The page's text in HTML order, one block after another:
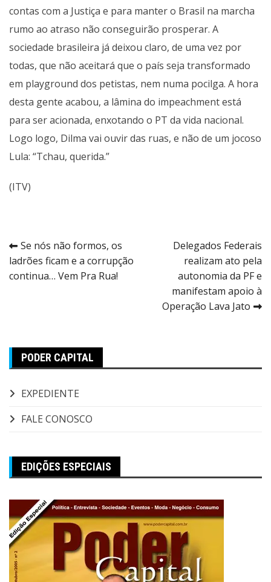
contas com a Justiça e para manter o Brasil na marcha
rumo ao atraso não conseguirão prosperar. A
sociedade brasileira já deixou claro, de uma vez por
todas, que não aceitará que o país seja transformado
em playground dos petistas, nem numa pocilga. A hora
desta gente acabou, a lâmina do impeachment está
para ser acionada, enxotando o PT da vida nacional.
Logo logo, Dilma vai ouvir das ruas, e não de um jocoso
Lula: “Tchau, querida.”
(ITV)
Navegação
de
Se nós não formos, os
ladrões ficam e a corrupção
continua… Vem Pra Rua!
Delegados Federais
realizam ato pela
autonomia da PF e
manifestam apoio à
Operação Lava Jato
PODER CAPITAL
EXPEDIENTE
FALE CONOSCO
EDIÇÕES ESPECIAIS